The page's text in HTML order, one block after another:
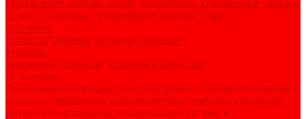
Управление сайтом. Старт 1С-Битрикс: Управление сайтом.
Старт 1С-Битрикс: Управление сайтом. Старт
Решения
Universe Universe Universe Universe
Модули
Корзина в один шаг Корзина в один шаг
1С-Битрикс
Программные продукты «1С-Битрикс» - профессиональные
системы управления веб-проектами: сайтами компаний,
интернет-магазинами, социальными сетями и